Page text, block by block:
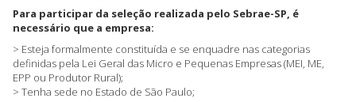
Para participar da seleção realizada pelo Sebrae-SP, é
necessário que a empresa:
> Esteja formalmente constituída e se enquadre nas categorias
definidas pela Lei Geral das Micro e Pequenas Empresas (MEI, ME,
EPP ou Produtor Rural);
> Tenha sede no Estado de São Paulo;